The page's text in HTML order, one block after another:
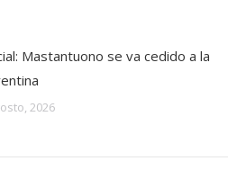
Mastantuono se va cedido a la
2026